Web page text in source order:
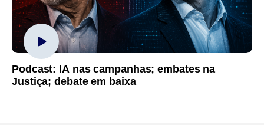
Podcast: IA nas campanhas; embates na
Justiça; debate em baixa